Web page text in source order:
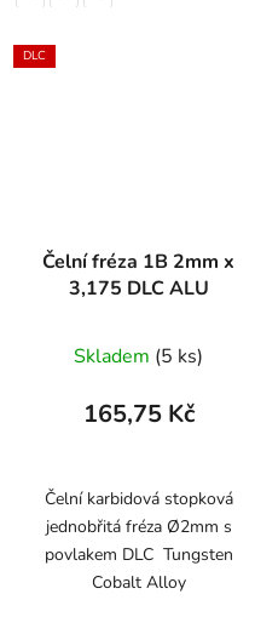
DLC
Čelní fréza 1B 2mm x
3,175 DLC ALU
Skladem (5 ks)
165,75 Kč
Čelní karbidová stopková
jednobřitá fréza Ø2mm s
povlakem DLC Tungsten
Cobalt Alloy